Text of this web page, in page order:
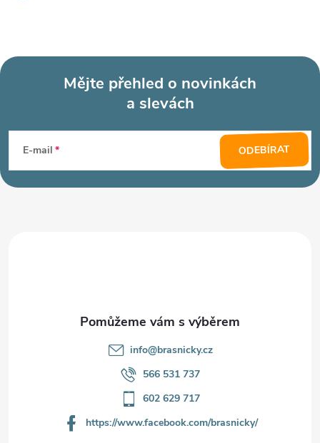
p
Mějte přehled o novinkách
a slevách
E-mail ODEBÍRAT
info@brasnicky.cz
566 531 737
602 629 717
https://www.facebook.com/brasnicky/